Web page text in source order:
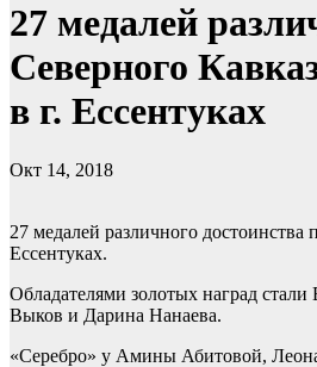
27 медалей
Северного
в г. Ессентуках
Окт 14, 2018
27 медалей различного
Ессентуках.
Обладателями золотых наград
Выков и Дарина Нанаева.
«Серебро» у Амины Абитовой,